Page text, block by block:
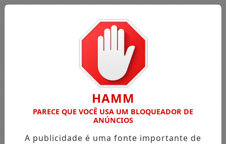
HAMM
PARECE QUE VOCÊ USA UM BLOQUEADOR DE
ANÚNCIOS
A publicidade é uma fonte importante de